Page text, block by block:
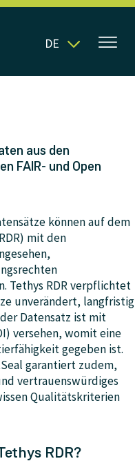
DE
aus den
FAIR- und Open
können auf dem
mit den
Tethys RDR verpflichtet
unverändert, langfristig
Datensatz ist mit
versehen, womit eine
gegeben ist.
garantiert zudem,
vertrauenswürdiges
Qualitätskriterien
RDR?